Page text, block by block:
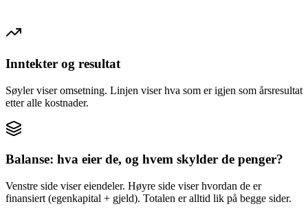
Inntekter og resultat
Søyler viser omsetning. Linjen viser hva som er igjen som årsresultat
etter alle kostnader.
Balanse: hva eier de, og hvem skylder de penger?
Venstre side viser eiendeler. Høyre side viser hvordan de er
finansiert (egenkapital + gjeld). Totalen er alltid lik på begge sider.